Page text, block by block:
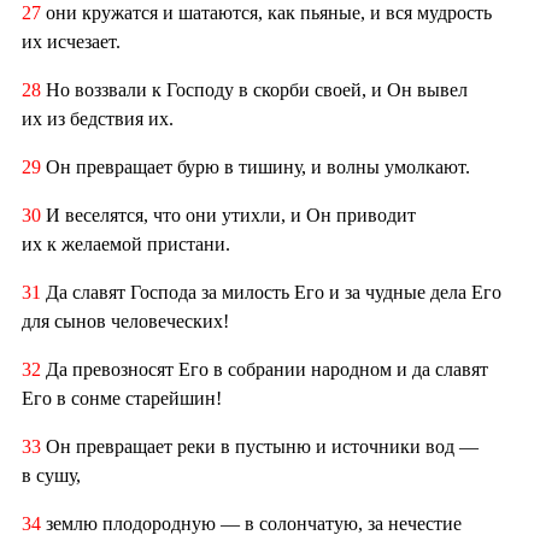
27 они кружатся и шатаются, как пьяные, и вся мудрость
их исчезает.
28 Но воззвали к Господу в скорби своей, и Он вывел
их из бедствия их.
29 Он превращает бурю в тишину, и волны умолкают.
30 И веселятся, что они утихли, и Он приводит
их к желаемой пристани.
31 Да славят Господа за милость Его и за чудные дела Его
для сынов человеческих!
32 Да превозносят Его в собрании народном и да славят
Его в сонме старейшин!
33 Он превращает реки в пустыню и источники вод —
в сушу,
34 землю плодородную — в солончатую, за нечестие